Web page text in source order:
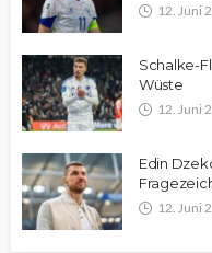
12. Juni
Schalke-
Wüste
12. Juni
Edin
12. Juni